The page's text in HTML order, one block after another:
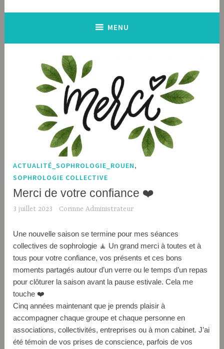
MENU
ACTUALITÉ_SOPHROLOGIE_ROUEN,
SOPHROLOGIE COLLECTIVE
Merci de votre confiance ❤️
3 juillet 2023 Corinne Administrateur
Une nouvelle saison se termine pour mes séances
collectives de sophrologie 🧘 Un grand merci à toutes et à
tous pour votre confiance, vos présents et ces bons
moments partagés autour d’un verre ou le temps d’un repas
pour clôturer la saison avant la pause estivale. Cela me
touche ❤️
Cinq années maintenant que je prends plaisir à
accompagner chaque groupe et chaque personne en
associations, collectivités, entreprises ou à mon cabinet. J’ai
été témoin de vos prises de conscience, parfois de vos